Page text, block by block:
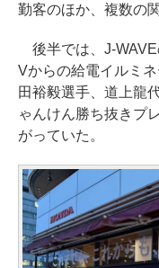
勤客のほか、複数の
後半では、J-
Vからの給電イルミ
田裕毅選手、道上龍
ゃんけん勝ち抜きプ
がっていた。